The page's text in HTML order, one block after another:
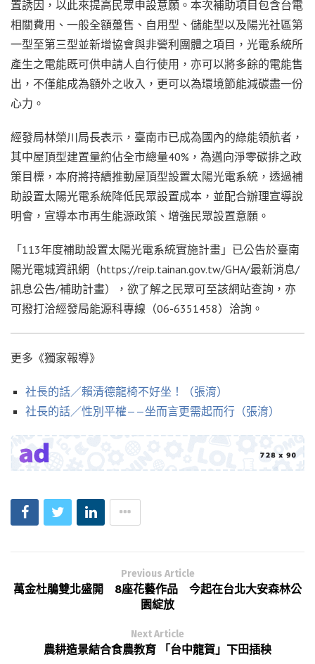
置誘因，以此來提高民眾申設意願。本次補助項目包含台電
相關費用、一般全額躉售、自用型、儲能型以及陽光社區第
一型至第三型並新增協會與非營利團體之項目，光電系統所
產生之電能既可供申請人自行使用，亦可以將多餘的電能售
出，不僅能成為額外之收入，更可以為環境節能減碳盡一份
心力。
經發局林榮川局長表示，臺南市已成為國內的綠能領航者，
其中屋頂型建置量約佔全市總量40%，為邁向淨零碳排之政
策目標，本府將持續推動屋頂型設置太陽光電系統，透過補
助設置太陽光電系統降低民眾設置成本，並配合辦理宣導說
明會，宣導本市再生能源政策、增強民眾設置意願。
「113年度補助設置太陽光電系統實施計畫」已公告於臺南
陽光電城資訊網（https://reip.tainan.gov.tw/GHA/最新消息/
訊息公告/補助計畫），欲了解之民眾可至該網站查詢，亦
可撥打洽經發局能源科專線（06-6351458）洽詢。
更多《獨家報導》
社長的話／賴清德龍椅不好坐！（張淯）
社長的話／性別平權——坐而言更需起而行（張淯）
Previous Article
萬金杜鵑雙北盛開 8座花藝作品 今起在台北大安森林公
園綻放
Next Article
農耕造景結合食農教育 「台中龍賀」下田插秧